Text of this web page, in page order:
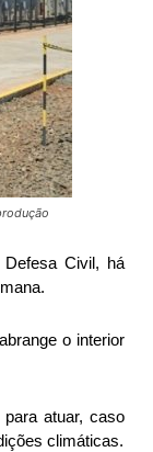
Civil, há
o interior
atuar, caso
climáticas.